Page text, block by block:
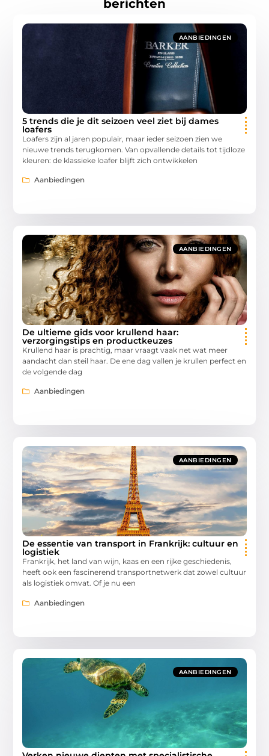
berichten
AANBIEDINGEN
5 trends die je dit seizoen veel ziet bij dames
loafers
Loafers zijn al jaren populair, maar ieder seizoen zien we
nieuwe trends terugkomen. Van opvallende details tot tijdloze
kleuren: de klassieke loafer blijft zich ontwikkelen
Aanbiedingen
AANBIEDINGEN
De ultieme gids voor krullend haar:
verzorgingstips en productkeuzes
Krullend haar is prachtig, maar vraagt vaak net wat meer
aandacht dan steil haar. De ene dag vallen je krullen perfect en
de volgende dag
Aanbiedingen
AANBIEDINGEN
De essentie van transport in Frankrijk: cultuur en
logistiek
Frankrijk, het land van wijn, kaas en een rijke geschiedenis,
heeft ook een fascinerend transportnetwerk dat zowel cultuur
als logistiek omvat. Of je nu een
Aanbiedingen
AANBIEDINGEN